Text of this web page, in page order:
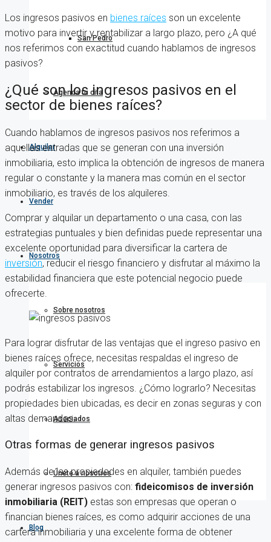
San Pedro
Agenda tu cita
Alquilar
Vender
Nosotros
Sobre nosotros
Servicios
Asociados
Únete a nosotros
Blog
Los ingresos pasivos en bienes raíces son un excelente
motivo para invertir y rentabilizar a largo plazo, pero ¿A qué
nos referimos con exactitud cuando hablamos de ingresos
pasivos?
¿Qué son los ingresos pasivos en el
sector de bienes raíces?
Cuando hablamos de ingresos pasivos nos referimos a
aquellas entradas que se generan con una inversión
inmobiliaria, esto implica la obtención de ingresos de manera
regular o constante y la manera mas común en el sector
inmobiliario, es través de los alquileres.
Comprar y alquilar un departamento o una casa, con las
estrategias puntuales y bien definidas puede representar una
excelente oportunidad para diversificar la cartera de
inversión, reducir el riesgo financiero y disfrutar al máximo la
estabilidad financiera que este potencial negocio puede
ofrecerte.
Para lograr disfrutar de las ventajas que el ingreso pasivo en
bienes raíces ofrece, necesitas respaldas el ingreso de
alquiler por contratos de arrendamientos a largo plazo, así
podrás estabilizar los ingresos. ¿Cómo lograrlo? Necesitas
propiedades bien ubicadas, es decir en zonas seguras y con
altas demandas.
Otras formas de generar ingresos pasivos
Además de las propiedades en alquiler, también puedes
generar ingresos pasivos con: fideicomisos de inversión
inmobiliaria (REIT) estas son empresas que operan o
financian bienes raíces, es como adquirir acciones de una
cartera inmobiliaria y una excelente forma de obtener